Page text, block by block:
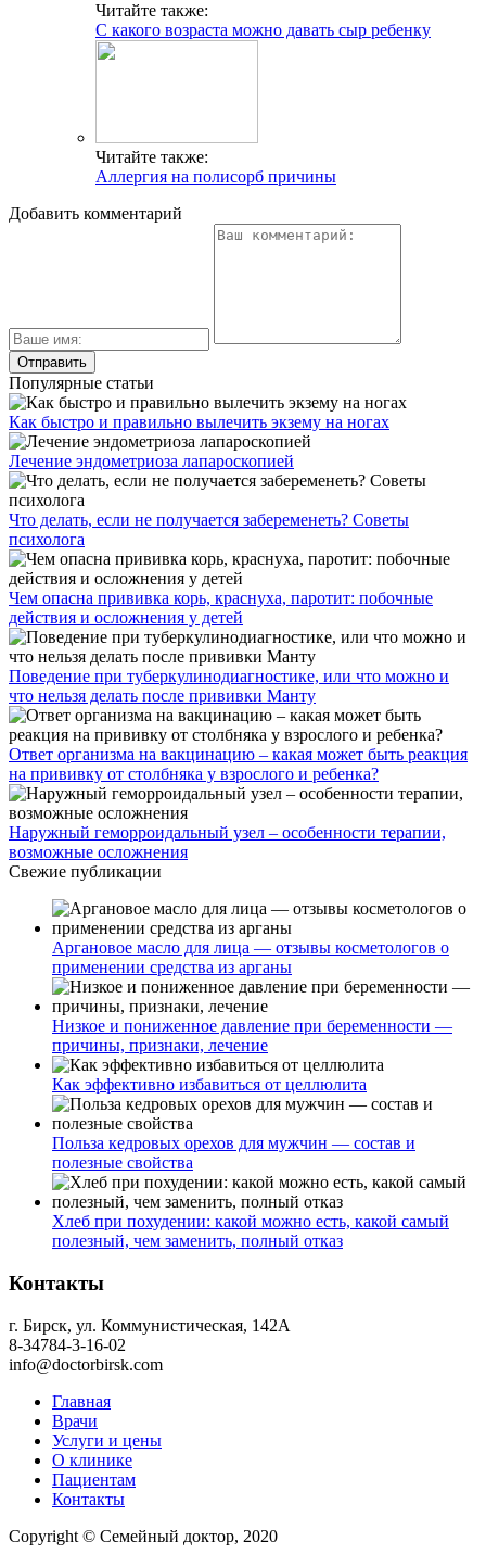
Читайте также:
С какого возраста можно давать сыр ребенку
Читайте также:
Аллергия на полисорб причины
Добавить комментарий
Популярные статьи
Как быстро и правильно вылечить экзему на ногах
Лечение эндометриоза лапароскопией
Что делать, если не получается забеременеть? Советы
психолога
Чем опасна прививка корь, краснуха, паротит: побочные
действия и осложнения у детей
Поведение при туберкулинодиагностике, или что можно и
что нельзя делать после прививки Манту
Ответ организма на вакцинацию – какая может быть реакция
на прививку от столбняка у взрослого и ребенка?
Наружный геморроидальный узел – особенности терапии,
возможные осложнения
Свежие публикации
Аргановое масло для лица — отзывы косметологов о
применении средства из арганы
Низкое и пониженное давление при беременности —
причины, признаки, лечение
Как эффективно избавиться от целлюлита
Польза кедровых орехов для мужчин — состав и
полезные свойства
Хлеб при похудении: какой можно есть, какой самый
полезный, чем заменить, полный отказ
Контакты
г. Бирск, ул. Коммунистическая, 142А
8-34784-3-16-02
info@doctorbirsk.com
Главная
Врачи
Услуги и цены
О клинике
Пациентам
Контакты
Copyright © Семейный доктор, 2020